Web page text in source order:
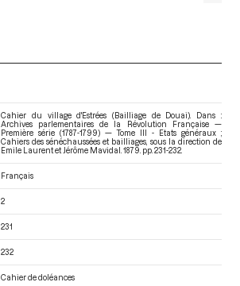
Cahier du village d'Estrées (Bailliage de Douai). Dans :
Archives parlementaires de la Révolution Française —
Première série (1787-1799) — Tome III - Etats généraux ;
Cahiers des sénéchaussées et bailliages , sous la direction de
Emile Laurent et Jérôme Mavidal. 1879. pp. 231-232.
Français
2
231
232
Cahier de doléances